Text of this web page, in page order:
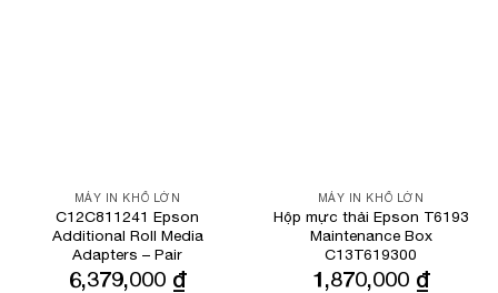
MÁY IN KHỔ LỚN
C12C811241 Epson
Additional Roll Media
Adapters – Pair
6,379,000 ₫
MÁY IN KHỔ LỚN
Hộp mực thải Epson T6193
Maintenance Box
C13T619300
1,870,000 ₫